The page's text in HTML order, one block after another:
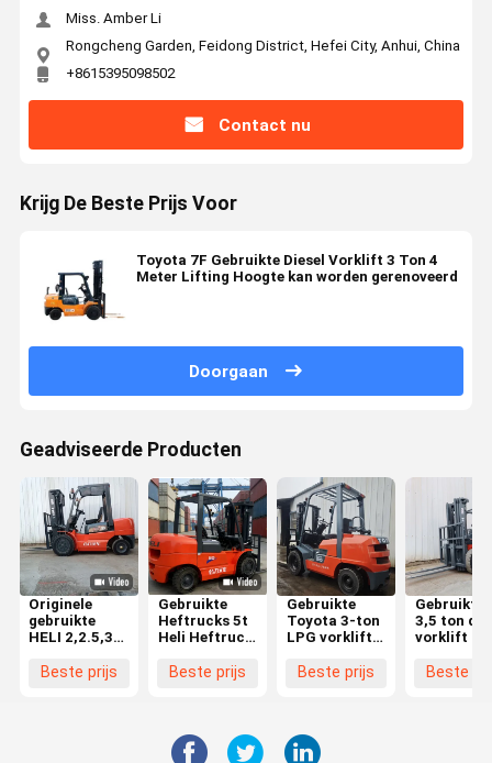
Miss. Amber Li
Rongcheng Garden, Feidong District, Hefei City, Anhui, China
+8615395098502
Contact nu
Krijg De Beste Prijs Voor
Toyota 7F Gebruikte Diesel Vorklift 3 Ton 4
Meter Lifting Hoogte kan worden gerenoveerd
Doorgaan
Geadviseerde Producten
Originele
gebruikte
HELI 2,2.5,35
vorkheftruck
Beste prijs
Gebruikte
Heftrucks 5t
Heli Heftruck
Beste Prijs
Diesel
Heftruck Met
Beste prijs
Gebruikte
Toyota 3-ton
LPG vorklift
hefhoogte
systeem
Beste prijs
Gebruikte
3,5 ton
vorklift in
meter lift
Beste